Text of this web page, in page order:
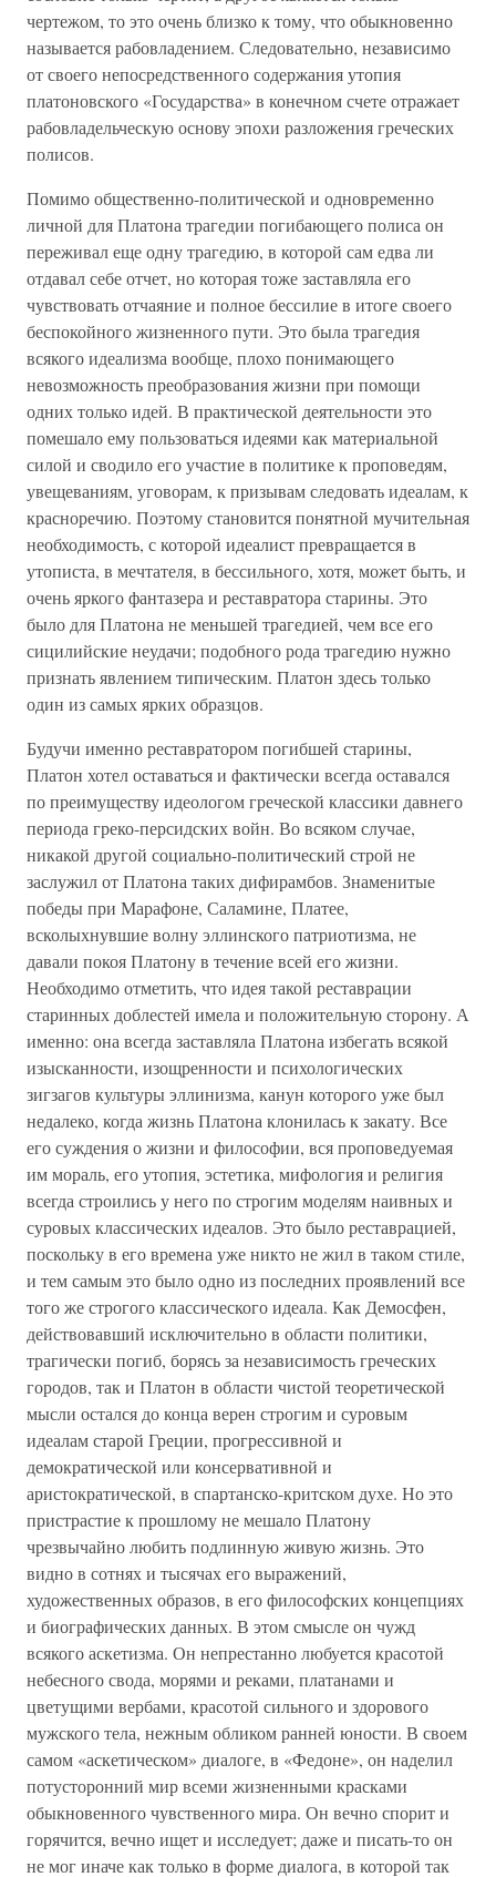
чертежом, то это очень близко к тому, что обыкновенно
называется рабовладением. Следовательно, независимо
от своего непосредственного содержания утопия
платоновского «Государства» в конечном счете отражает
рабовладельческую основу эпохи разложения греческих
полисов.
Помимо общественно-политической и одновременно
личной для Платона трагедии погибающего полиса он
переживал еще одну трагедию, в которой сам едва ли
отдавал себе отчет, но которая тоже заставляла его
чувствовать отчаяние и полное бессилие в итоге своего
беспокойного жизненного пути. Это была трагедия
всякого идеализма вообще, плохо понимающего
невозможность преобразования жизни при помощи
одних только идей. В практической деятельности это
помешало ему пользоваться идеями как материальной
силой и сводило его участие в политике к проповедям,
увещеваниям, уговорам, к призывам следовать идеалам, к
красноречию. Поэтому становится понятной мучительная
необходимость, с которой идеалист превращается в
утописта, в мечтателя, в бессильного, хотя, может быть, и
очень яркого фантазера и реставратора старины. Это
было для Платона не меньшей трагедией, чем все его
сицилийские неудачи; подобного рода трагедию нужно
признать явлением типическим. Платон здесь только
один из самых ярких образцов.
Будучи именно реставратором погибшей старины,
Платон хотел оставаться и фактически всегда оставался
по преимуществу идеологом греческой классики давнего
периода греко-персидских войн. Во всяком случае,
никакой другой социально-политический строй не
заслужил от Платона таких дифирамбов. Знаменитые
победы при Марафоне, Саламине, Платее,
всколыхнувшие волну эллинского патриотизма, не
давали покоя Платону в течение всей его жизни.
Необходимо отметить, что идея такой реставрации
старинных доблестей имела и положительную сторону. А
именно: она всегда заставляла Платона избегать всякой
изысканности, изощренности и психологических
зигзагов культуры эллинизма, канун которого уже был
недалеко, когда жизнь Платона клонилась к закату. Все
его суждения о жизни и философии, вся проповедуемая
им мораль, его утопия, эстетика, мифология и религия
всегда строились у него по строгим моделям наивных и
суровых классических идеалов. Это было реставрацией,
поскольку в его времена уже никто не жил в таком стиле,
и тем самым это было одно из последних проявлений все
того же строгого классического идеала. Как Демосфен,
действовавший исключительно в области политики,
трагически погиб, борясь за независимость греческих
городов, так и Платон в области чистой теоретической
мысли остался до конца верен строгим и суровым
идеалам старой Греции, прогрессивной и
демократической или консервативной и
аристократической, в спартанско-критском духе. Но это
пристрастие к прошлому не мешало Платону
чрезвычайно любить подлинную живую жизнь. Это
видно в сотнях и тысячах его выражений,
художественных образов, в его философских концепциях
и биографических данных. В этом смысле он чужд
всякого аскетизма. Он непрестанно любуется красотой
небесного свода, морями и реками, платанами и
цветущими вербами, красотой сильного и здорового
мужского тела, нежным обликом ранней юности. В своем
самом «аскетическом» диалоге, в «Федоне», он наделил
потусторонний мир всеми жизненными красками
обыкновенного чувственного мира. Он вечно спорит и
горячится, вечно ищет и исследует; даже и писать-то он
не мог иначе как только в форме диалога, в которой так